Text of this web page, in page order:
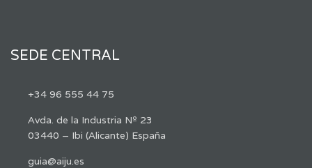
SEDE CENTRAL
+34 96 555 44 75
Avda. de la Industria Nº 23
03440 – Ibi (Alicante) España
guia@aiju.es